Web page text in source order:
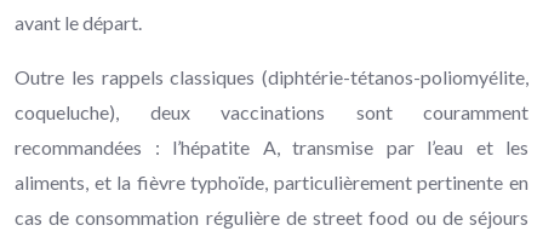
avant le départ.
Outre les rappels classiques (diphtérie-tétanos-poliomyélite,
coqueluche), deux vaccinations sont couramment
recommandées : l’hépatite A, transmise par l’eau et les
aliments, et la fièvre typhoïde, particulièrement pertinente en
cas de consommation régulière de street food ou de séjours